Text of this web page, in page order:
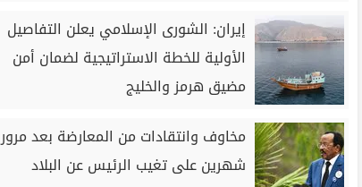
إيران: الشورى الإسلامي يعلن التفاصيل
الأولية للخطة الاستراتيجية لضمان أمن
مضيق هرمز والخليج
مخاوف وانتقادات من المعارضة بعد مرور
شهرين على تغيب الرئيس عن البلاد